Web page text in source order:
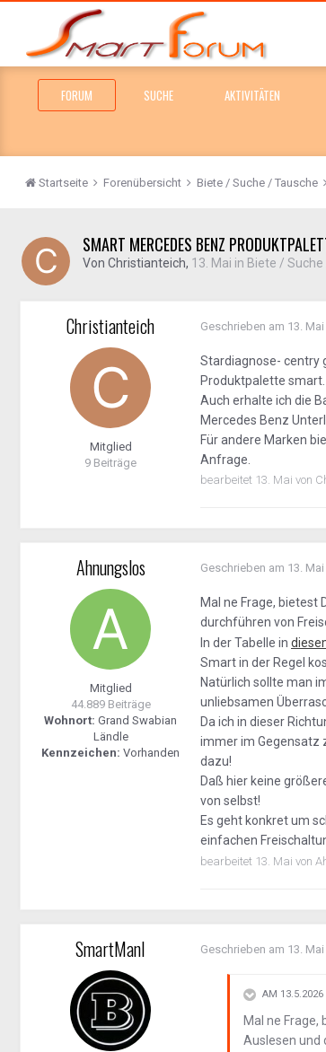
FORUM SUCHE AKTIVITÄTEN
Startseite Forenübersicht Biete / Suche / Tausche
SMART MERCEDES BENZ
Von Christianteich, 13. Mai in Biete /
Christianteich
Mitglied
9 Beiträge
Geschrieben am 13. Mai
Stardiagnose- centry
Produktpalette
Auch erhalte ich die
Mercedes Benz
Für andere Marken
Anfrage.
bearbeitet 13. Mai von
Ahnungslos
Mitglied
44.889 Beiträge
Wohnort: Grand Swabian
Ländle
Kennzeichen: Vorhanden
Geschrieben am 13. Mai
Mal ne Frage, bietest
durchführen von
In der Tabelle in
Smart in der Regel
Natürlich sollte man
unliebsamen
Da ich in dieser
immer im Gegensatz
dazu!
Daß hier keine
von selbst!
Es geht konkret um
einfachen
bearbeitet 13. Mai von
SmartManI Geschrieben am 13. Mai
AM 13.5.2026
Mal ne
Auslesen und